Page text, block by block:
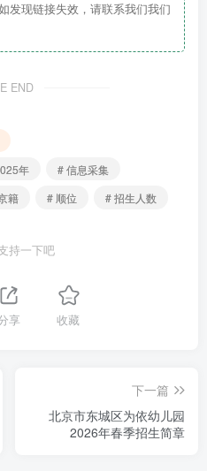
些难度，虽然教育资源丰
区入园攻略
发现链接失效，请联系我们我们
END
年
# 信息采集
籍 # 顺位 # 招生人数
持一下吧
享 收藏
下一篇
北京市东城区为依幼儿园
2026年春季招生简章